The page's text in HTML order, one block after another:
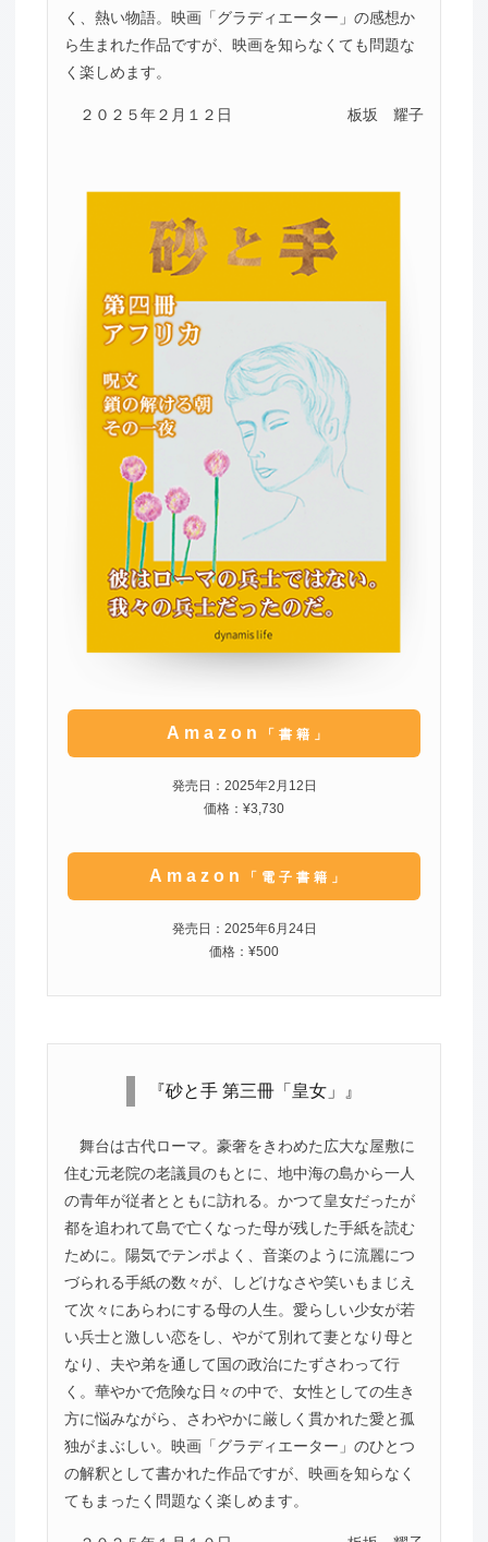
く、熱い物語。映画「グラディエーター」の感想か
ら生まれた作品ですが、映画を知らなくても問題な
く楽しめます。
２０２５年２月１２日 板坂 耀子
Amazon 「書籍」
発売日：2025年2月12日
価格：¥3,730
Amazon 「電子書籍」
発売日：2025年6月24日
価格：¥500
『砂と手 第三冊「皇女」』
舞台は古代ローマ。豪奢をきわめた広大な屋敷に
住む元老院の老議員のもとに、地中海の島から一人
の青年が従者とともに訪れる。かつて皇女だったが
都を追われて島で亡くなった母が残した手紙を読む
ために。陽気でテンポよく、音楽のように流麗につ
づられる手紙の数々が、しどけなさや笑いもまじえ
て次々にあらわにする母の人生。愛らしい少女が若
い兵士と激しい恋をし、やがて別れて妻となり母と
なり、夫や弟を通して国の政治にたずさわって行
く。華やかで危険な日々の中で、女性としての生き
方に悩みながら、さわやかに厳しく貫かれた愛と孤
独がまぶしい。映画「グラディエーター」のひとつ
の解釈として書かれた作品ですが、映画を知らなく
てもまったく問題なく楽しめます。